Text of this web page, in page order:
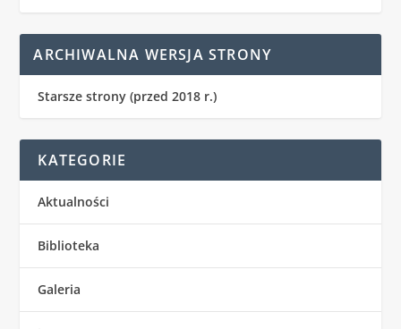
ARCHIWALNA WERSJA STRONY
Starsze strony (przed 2018 r.)
KATEGORIE
Aktualności
Biblioteka
Galeria